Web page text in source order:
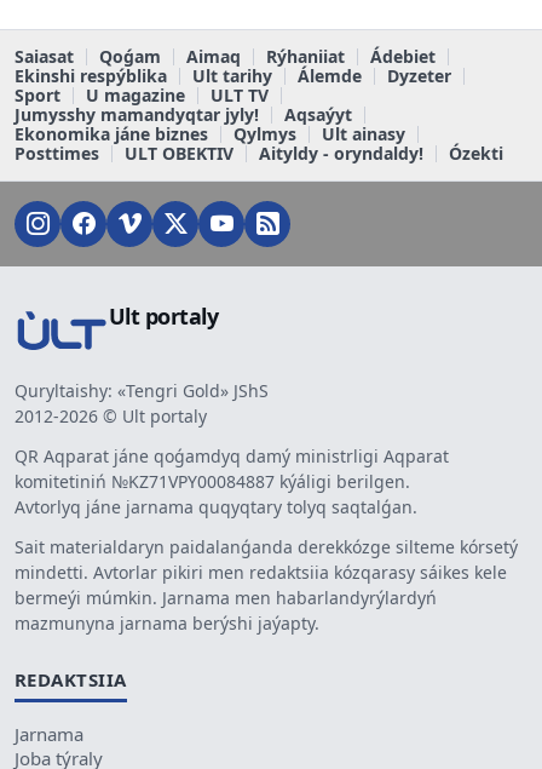
Saiasat Qoǵam Aimaq Rýhaniiat
Ádebiet
Ekinshi respýblika
Ult tarihy Álemde
Dyzeter
Sport
U magazine
ULT TV
Jumysshy mamandyqtar jyly!
Aqsaýyt
Ekonomika jáne biznes
Qylmys
Ult ainasy
Posttimes
ULT OBEKTIV Aityldy - oryndaldy! Ózekti
Ult portaly
Quryltaishy: «Tengri Gold» JShS
2012-2026 © Ult portaly
QR Aqparat jáne qoǵamdyq damý ministrligi Aqparat
komitetiniń №KZ71VPY00084887 kýáligi berilgen.
Avtorlyq jáne jarnama quqyqtary tolyq saqtalǵan.
Sait materialdaryn paidalanǵanda derekkózge silteme kórsetý
mindetti. Avtorlar pikiri men redaktsiia kózqarasy sáikes kele
bermeýi múmkin. Jarnama men habarlandyrýlardyń
mazmunyna jarnama berýshi jaýapty.
REDAKTSIIA
Jarnama
Joba týraly